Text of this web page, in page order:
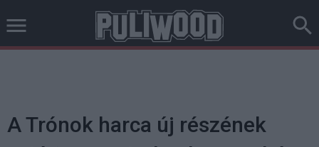
A Trónok harca új részének